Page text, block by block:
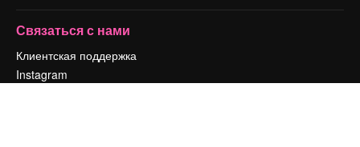
Связаться с нами
Клиентская поддержка
Instagram